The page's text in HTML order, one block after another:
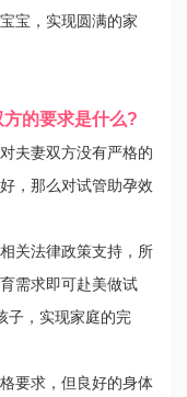
宝，实现圆满的家
的要求是什么?
夫妻双方没有严格的
，那么对试管助孕效
关法律政策支持，所
需求即可赴美做试
子，实现家庭的完
要求，但良好的身体